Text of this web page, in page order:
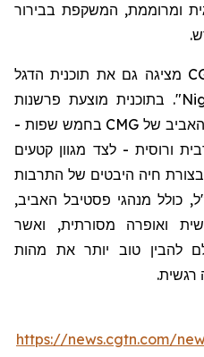
ומרוממת, המשקפת בבירור
מציגה גם את תוכנית הדגל
". בתוכנית מוצעת פרשנות
האביב של CMG בחמש שפות -
ורוסית - לצד מגוון קטעים
חיה היבטים של התרבות
כולל מנהגי פסטיבל האביב,
ואופרה מסורתית, ואשר
להבין טוב יותר את מהות
רגשית.
https://news.cgtn.com/